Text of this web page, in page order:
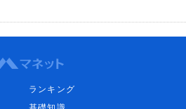
ランキング